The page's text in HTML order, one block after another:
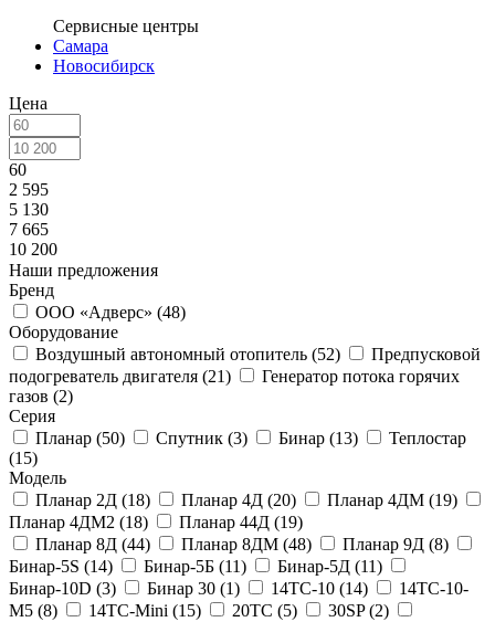
Сервисные центры
Самара
Новосибирск
Цена
60
2 595
5 130
7 665
10 200
Наши предложения
Бренд
ООО «Адверс» (48)
Оборудование
Воздушный автономный отопитель (52)
Предпусковой
подогреватель двигателя (21)
Генератор потока горячих
газов (2)
Серия
Планар (50) Спутник (3) Бинар (13)
Теплостар
(15)
Модель
Планар 2Д (18) Планар 4Д (20) Планар 4ДМ (19)
Планар 4ДМ2 (18) Планар 44Д (19)
Планар 8Д (44) Планар 8ДМ (48) Планар 9Д (8)
Бинар-5S (14) Бинар-5Б (11) Бинар-5Д (11)
Бинар-10D (3) Бинар 30 (1) 14ТС-10 (14)
14ТС-10-
М5 (8) 14ТС-Mini (15) 20ТС (5) 30SP (2)